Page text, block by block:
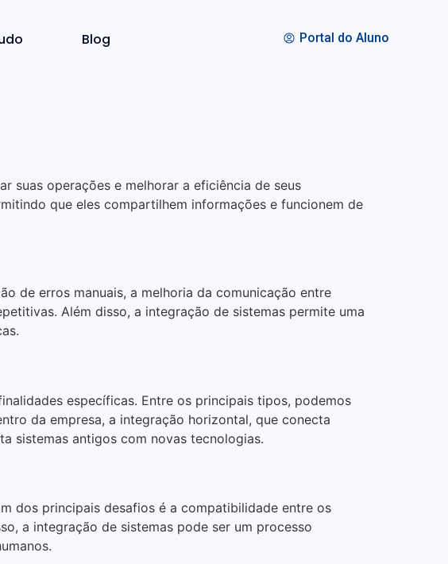
Blog Portal do Aluno
suas operações e melhorar a eficiência de seus
que eles compartilhem informações e funcionem de
de erros manuais, a melhoria da comunicação entre
Além disso, a integração de sistemas permite uma
específicas. Entre os principais tipos, podemos
da empresa, a integração horizontal, que conecta
sistemas antigos com novas tecnologias.
dos principais desafios é a compatibilidade entre os
a integração de sistemas pode ser um processo